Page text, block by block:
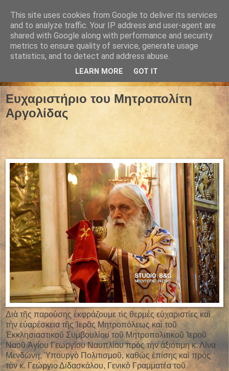
19 Αυγούστου 2021
Ευχαριστήριο του Μητροπολίτη
Αργολίδας
Διὰ τῆς παρούσης ἐκφράζουμε τὶς θερμές εὐχαριστίες καὶ
τὴν εὐαρέσκεια τῆς Ἱερᾶς Μητροπόλεως καὶ τοῦ
Ἐκκλησιαστικοῦ Συμβουλίου τοῦ Μητροπολιτικοῦ Ἱεροῦ
Ναοῦ Ἁγίου Γεωργίου Ναυπλίου πρὸς τὴν ἀξιότιμη κ. Λίνα
Μενδώνη, Ὑπουργὸ Πολιτισμοῦ, καθώς ἐπίσης καὶ πρὸς
τὸν κ. Γεώργιο Διδασκάλου, Γενικὸ Γραμματέα τοῦ
This site uses cookies from Google to deliver its services
and to analyze traffic. Your IP address and user-agent are
shared with Google along with performance and security
metrics to ensure quality of service, generate usage
statistics, and to detect and address abuse.
LEARN MORE GOT IT